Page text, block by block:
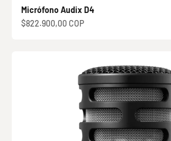
Micrófono Audix D4
Precio de oferta
$822.900,00 COP